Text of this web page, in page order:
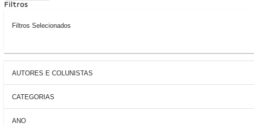
Filtros
Filtros Selecionados
AUTORES E COLUNISTAS
CATEGORIAS
ANO